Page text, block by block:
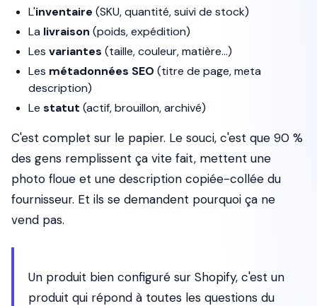
L'inventaire (SKU, quantité, suivi de stock)
La livraison (poids, expédition)
Les variantes (taille, couleur, matière…)
Les métadonnées SEO (titre de page, meta
description)
Le statut (actif, brouillon, archivé)
C'est complet sur le papier. Le souci, c'est que 90 %
des gens remplissent ça vite fait, mettent une
photo floue et une description copiée-collée du
fournisseur. Et ils se demandent pourquoi ça ne
vend pas.
Un produit bien configuré sur Shopify, c'est un
produit qui répond à toutes les questions du